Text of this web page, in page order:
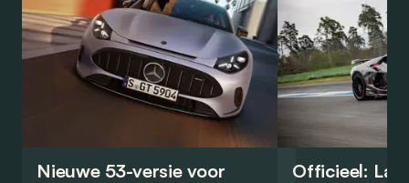
Nieuwe 53-versie voor
Officieel: